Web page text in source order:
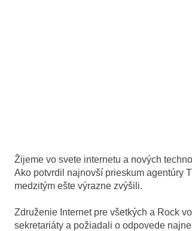
Žijeme vo svete internetu a nových
Ako potvrdil najnovší prieskum agentúry
medzitým ešte výrazne zvýšili.
Združenie Internet pre všetkých a Rock
sekretariáty a požiadali o odpovede